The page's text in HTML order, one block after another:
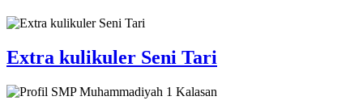
Extra kulikuler Seni Tari